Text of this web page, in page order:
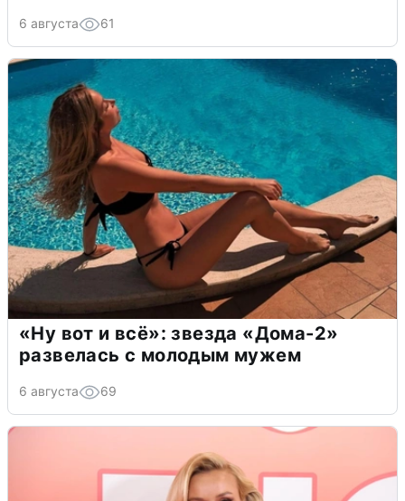
6 августа 61
«Ну вот и всё»: звезда «Дома-2»
развелась с молодым мужем
6 августа 69